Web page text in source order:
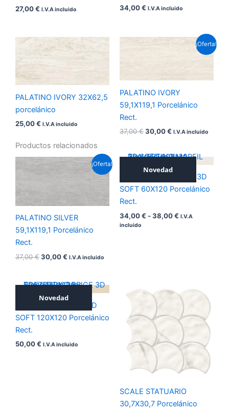
27,00€ I.V.A incluido 34,00€ I.V.A incluido
PALATINO IVORY 32X62,5
porcelánico
25,00€ I.V.A incluido
¡Oferta!
PALATINO IVORY
59,1X119,1 Porcelánico
Rect.
37,00€30,00€ I.V.A incluido
Productos relacionados
¡Oferta!
PALATINO SILVER
59,1X119,1 Porcelánico
Rect.
37,00€
original
30,00€
precio
actual
es:
I.V.A incluido
Novedad
TRAVERTINO MARFIL 3D
SOFT 60X120 Porcelánico
Rect.
34,00€ -38,00€
Rango
precios:
desde
38,00 €
I.V.A
incluido
Novedad
TRAVERTINO BEIGE 3D
SOFT 120X120 Porcelánico
Rect.
50,00€ I.V.A incluido
SCALE STATUARIO
30,7X30,7 Porcelánico